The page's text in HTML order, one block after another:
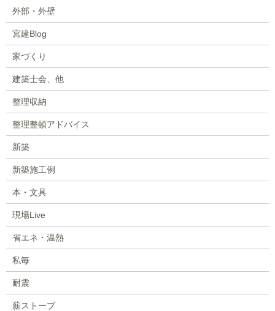
外部・外壁
宮建Blog
家づくり
建築士会、他
整理収納
整理整頓アドバイス
新築
新築施工例
本・文具
現場Live
省エネ・温熱
私毎
耐震
薪ストーブ